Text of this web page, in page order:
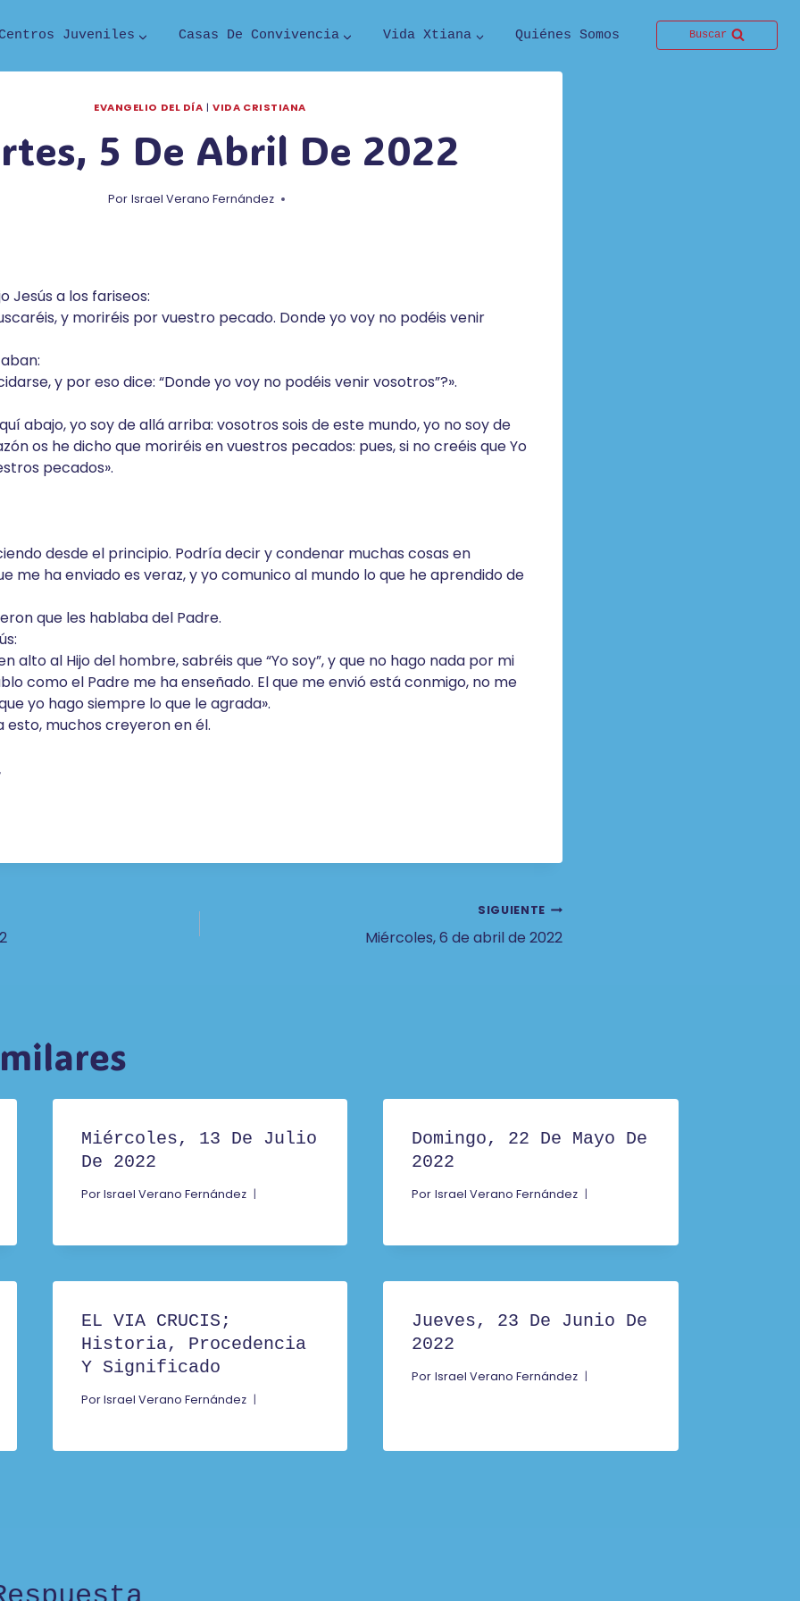
Centros Juveniles Casas De Convivencia Vida Xtiana Quiénes Somos Buscar
EVANGELIO DEL DÍA |VIDA CRISTIANA
5 De Abril De 2022
Por Israel Verano Fernández
Jesús a los fariseos:
y moriréis por vuestro pecado. Donde yo voy no podéis venir
y por eso dice: “Donde yo voy no podéis venir vosotros”?».
abajo, yo soy de allá arriba: vosotros sois de este mundo, yo no soy de
os he dicho que moriréis en vuestros pecados: pues, si no creéis que Yo
pecados».
desde el principio. Podría decir y condenar muchas cosas en
me ha enviado es veraz, y yo comunico al mundo lo que he aprendido de
que les hablaba del Padre.
alto al Hijo del hombre, sabréis que “Yo soy”, y que no hago nada por mi
como el Padre me ha enseñado. El que me envió está conmigo, no me
yo hago siempre lo que le agrada».
esto, muchos creyeron en él.
SIGUIENTE
Miércoles, 6 de abril de 2022
Miércoles, 13 De Julio
De 2022
PorIsrael Verano Fernández
Domingo, 22 De Mayo De
2022
Por Israel Verano Fernández
EL VIA CRUCIS;
Historia, Procedencia
Y Significado
PorIsrael Verano Fernández
Jueves, 23 De Junio De
2022
Por Israel Verano Fernández